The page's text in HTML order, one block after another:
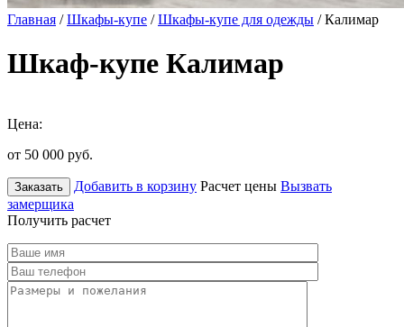
Главная /Шкафы-купе /Шкафы-купе для одежды / Калимар
Шкаф-купе Калимар
Цена:
от 50 000 руб.
Заказать Добавить в корзину Расчет цены Вызвать
замерщика
Получить расчет